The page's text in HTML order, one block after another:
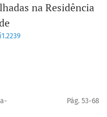
na Residência
Pág. 53-68